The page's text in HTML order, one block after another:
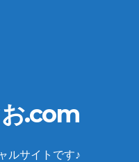
.com
ルサイトです♪